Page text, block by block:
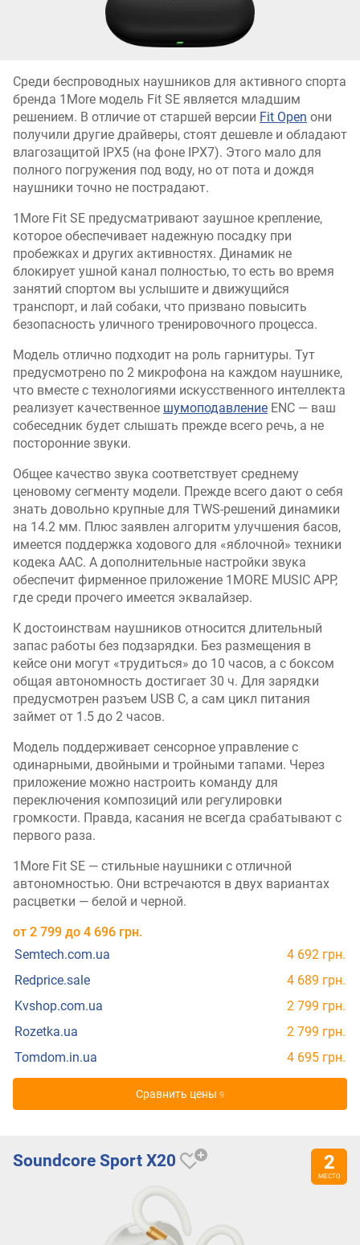
Среди беспроводных наушников для активного спорта
бренда 1More модель Fit SE является младшим
решением. В отличие от старшей версии Fit Open они
получили другие драйверы, стоят дешевле и обладают
влагозащитой IPX5 (на фоне IPX7). Этого мало для
полного погружения под воду, но от пота и дождя
наушники точно не пострадают.
1More Fit SE предусматривают заушное крепление,
которое обеспечивает надежную посадку при
пробежках и других активностях. Динамик не
блокирует ушной канал полностью, то есть во время
занятий спортом вы услышите и движущийся
транспорт, и лай собаки, что призвано повысить
безопасность уличного тренировочного процесса.
Модель отлично подходит на роль гарнитуры. Тут
предусмотрено по 2 микрофона на каждом наушнике,
что вместе с технологиями искусственного интеллекта
реализует качественное шумоподавление ENC — ваш
собеседник будет слышать прежде всего речь, а не
посторонние звуки.
Общее качество звука соответствует среднему
ценовому сегменту модели. Прежде всего дают о себя
знать довольно крупные для TWS-решений динамики
на 14.2 мм. Плюс заявлен алгоритм улучшения басов,
имеется поддержка ходового для «яблочной» техники
кодека AAC. А дополнительные настройки звука
обеспечит фирменное приложение 1MORE MUSIC APP,
где среди прочего имеется эквалайзер.
К достоинствам наушников относится длительный
запас работы без подзарядки. Без размещения в
кейсе они могут «трудиться» до 10 часов, а с боксом
общая автономность достигает 30 ч. Для зарядки
предусмотрен разъем USB C, а сам цикл питания
займет от 1.5 до 2 часов.
Модель поддерживает сенсорное управление с
одинарными, двойными и тройными тапами. Через
приложение можно настроить команду для
переключения композиций или регулировки
громкости. Правда, касания не всегда срабатывают с
первого раза.
1More Fit SE — стильные наушники с отличной
автономностью. Они встречаются в двух вариантах
расцветки — белой и черной.
от 2 799 до 4 696 грн.
Semtech.com.ua
4 692 грн.
Redprice.sale
4 689 грн.
Kvshop.com.ua
2 799 грн.
Rozetka.ua
2 799 грн.
Tomdom.in.ua
4 695 грн.
Cравнить цены 9
Soundcore Sport X20